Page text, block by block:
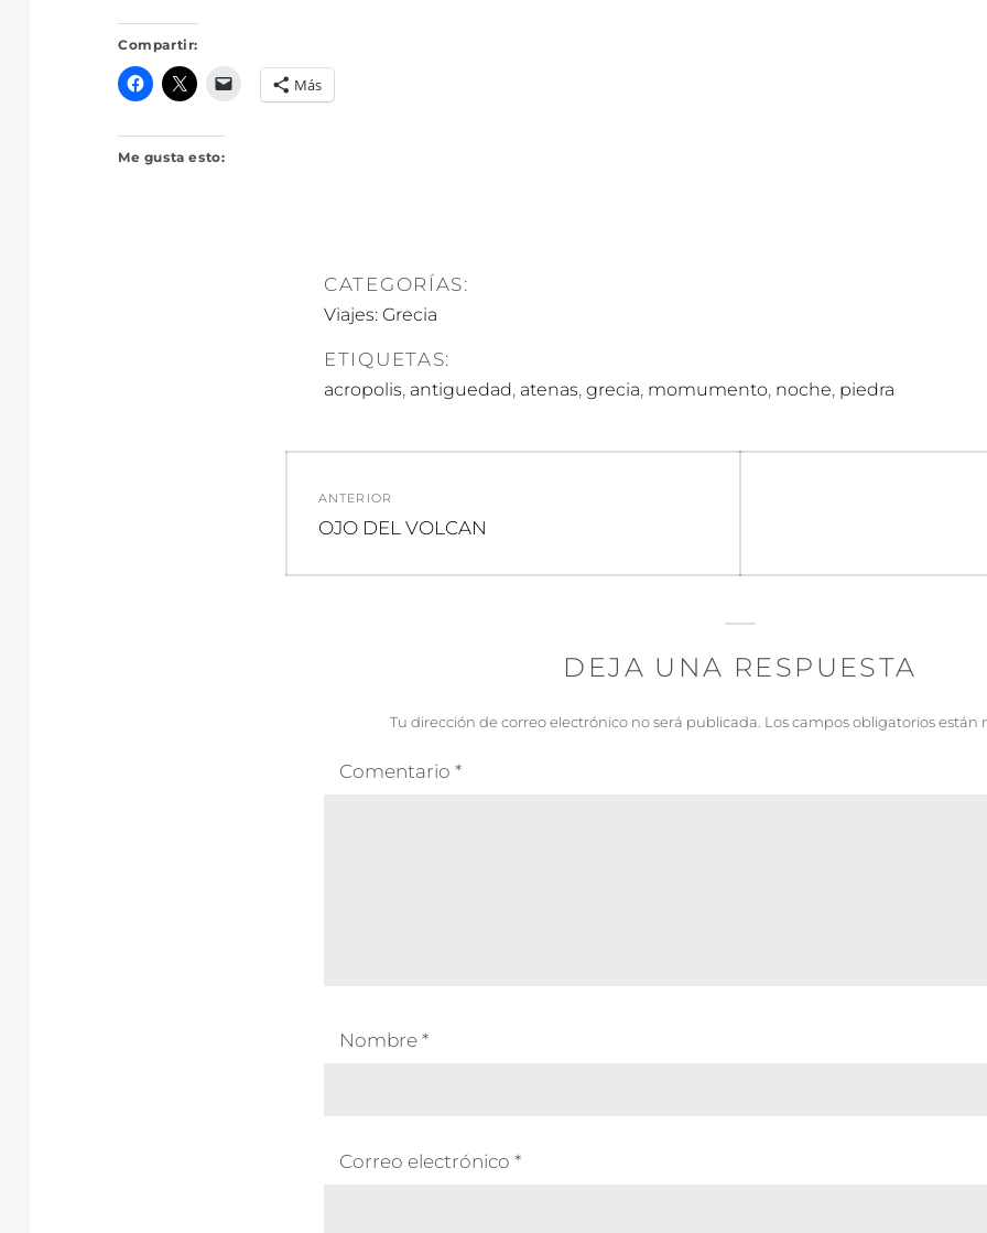
Compartir:
Más
Me gusta esto:
CATEGORÍAS:
Viajes: Grecia
ETIQUETAS:
acropolis, antiguedad, atenas, grecia, momumento, noche, piedra
de
entradas
ANTERIOR
Entrada
OJO DEL VOLCAN
DEJA UNA RESPUESTA
Tu dirección de correo electrónico no será publicada. Los campos obligatorios están
Comentario *
Nombre *
Correo electrónico *